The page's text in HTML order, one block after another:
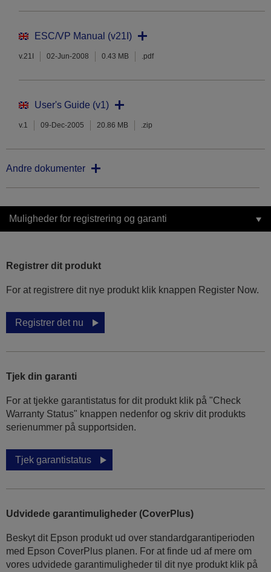
ESC/VP Manual (v21I)
v.21I 02-Jun-2008 0.43 MB .pdf
User's Guide (v1)
v.1 09-Dec-2005 20.86 MB .zip
Andre dokumenter
Muligheder for registrering og garanti
Registrer dit produkt
For at registrere dit nye produkt klik knappen Register Now.
Registrer det nu
Tjek din garanti
For at tjekke garantistatus for dit produkt klik på "Check
Warranty Status" knappen nedenfor og skriv dit produkts
serienummer på supportsiden.
Tjek garantistatus
Udvidede garantimuligheder (CoverPlus)
Beskyt dit Epson produkt ud over standardgarantiperioden
med Epson CoverPlus planen. For at finde ud af mere om
vores udvidede garantimuligheder til dit nye produkt klik på